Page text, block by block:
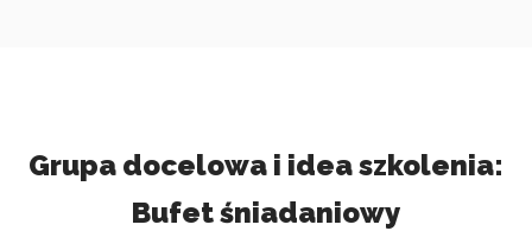
Grupa docelowa i idea szkolenia:
Bufet śniadaniowy